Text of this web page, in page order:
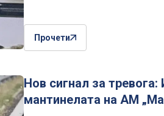
Прочети
Нов сигнал за
мантинелата на АМ